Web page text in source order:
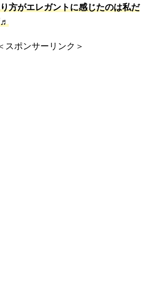
方がエレガントに感じたのは私だ
♬
スポンサーリンク＞